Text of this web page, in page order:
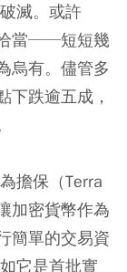
滅。或許
恰當──短短幾
烏有。儘管多
下跌逾五成，
擔保（Terra
加密貨幣作為
簡單的交易資
它是首批實